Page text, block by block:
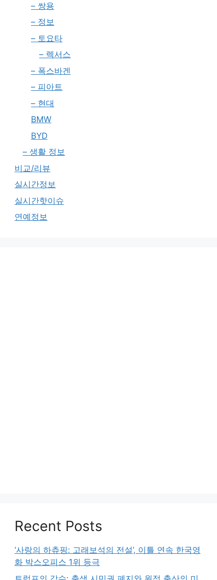
– 쌍용
– 정보
– 토요타
– 렉서스
– 폭스바겐
– 피아트
– 현대
BMW
BYD
– 생활 정보
비교/리뷰
실시간정보
실시간핫이슈
연예정보
Recent Posts
‘사랑의 하츄핑: 고래보석의 전설’, 이틀 연속 한국영
화 박스오피스 1위 등극